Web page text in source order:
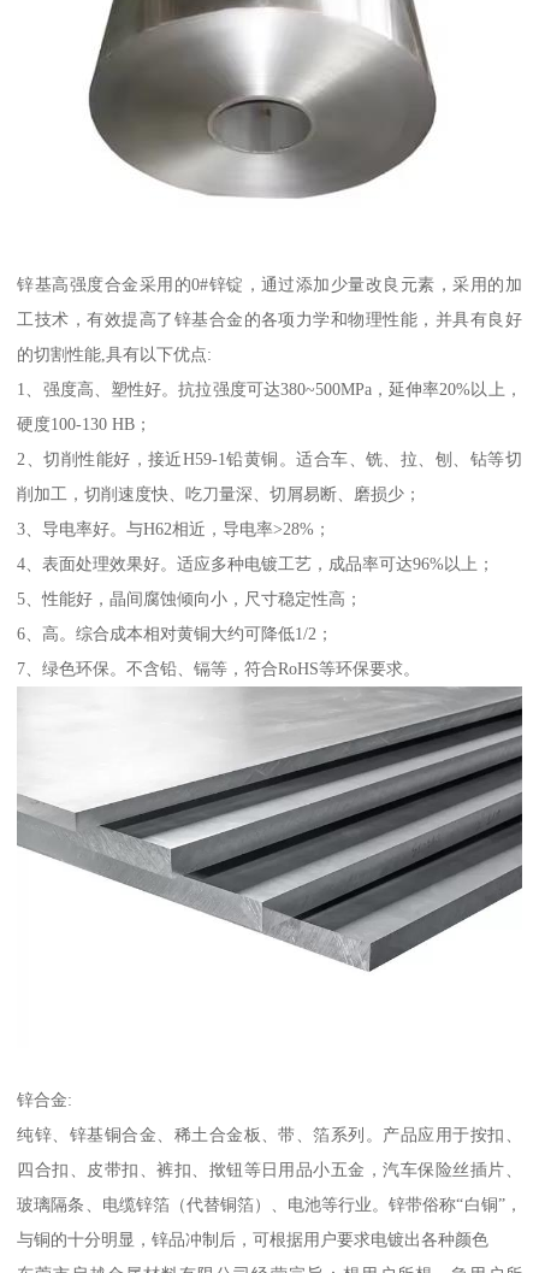
锌基高强度合金采用的0#锌锭，通过添加少量改良元素，采用的加
工技术，有效提高了锌基合金的各项力学和物理性能，并具有良好
的切割性能,具有以下优点:
1、强度高、塑性好。抗拉强度可达380~500MPa，延伸率20%以上，
硬度100-130 HB；
2、切削性能好，接近H59-1铅黄铜。适合车、铣、拉、刨、钻等切
削加工，切削速度快、吃刀量深、切屑易断、磨损少；
3、导电率好。与H62相近，导电率>28%；
4、表面处理效果好。适应多种电镀工艺，成品率可达96%以上；
5、性能好，晶间腐蚀倾向小，尺寸稳定性高；
6、高。综合成本相对黄铜大约可降低1/2；
7、绿色环保。不含铅、镉等，符合RoHS等环保要求。
锌合金:
纯锌、锌基铜合金、稀土合金板、带、箔系列。产品应用于按扣、
四合扣、皮带扣、裤扣、揿钮等日用品小五金，汽车保险丝插片、
玻璃隔条、电缆锌箔（代替铜箔）、电池等行业。锌带俗称“白铜”，
与铜的十分明显，锌品冲制后，可根据用户要求电镀出各种颜色